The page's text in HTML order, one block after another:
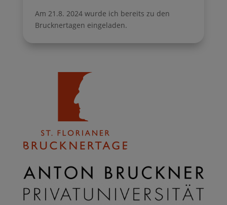
Am 21.8. 2024 wurde ich bereits zu den
Brucknertagen eingeladen.